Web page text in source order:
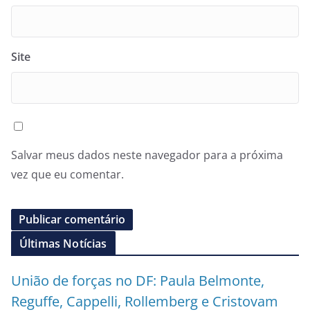
Site
Salvar meus dados neste navegador para a próxima
vez que eu comentar.
Últimas Notícias
União de forças no DF: Paula Belmonte,
Reguffe, Cappelli, Rollemberg e Cristovam